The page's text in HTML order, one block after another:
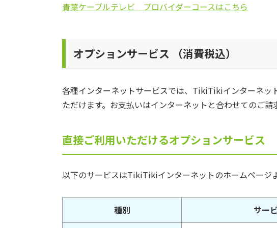
青葉ケーブルテレビ プロバイダーコースはこちら
オプションサービス （消費税込）
各種インターネットサービスでは、TikiTikiインターネッ
ただけます。お支払いはインターネットと合わせてのご請
直接ご利用いただけるオプションサービス
以下のサービスはTikiTikiインターネットのホームページ
種別 サー